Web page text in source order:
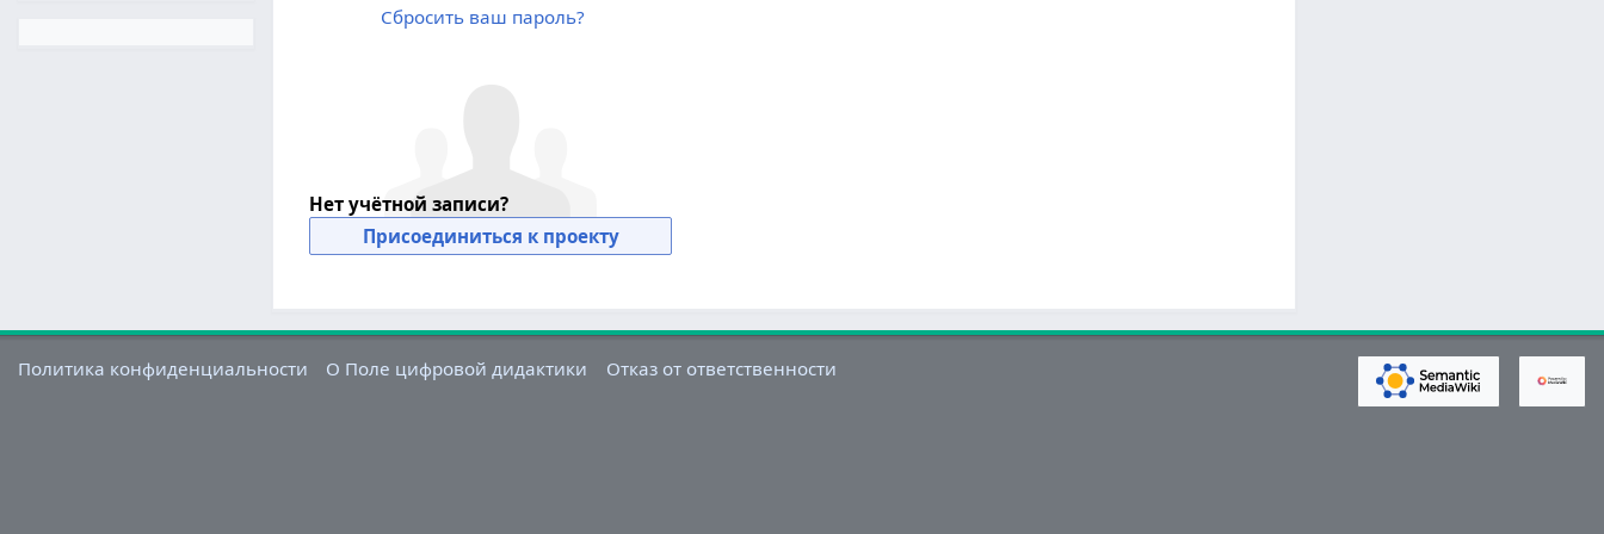
Сбросить ваш пароль?
Нет учётной записи?
Присоединиться к проекту
Политика конфиденциальности О Поле цифровой дидактики Отказ от ответственности